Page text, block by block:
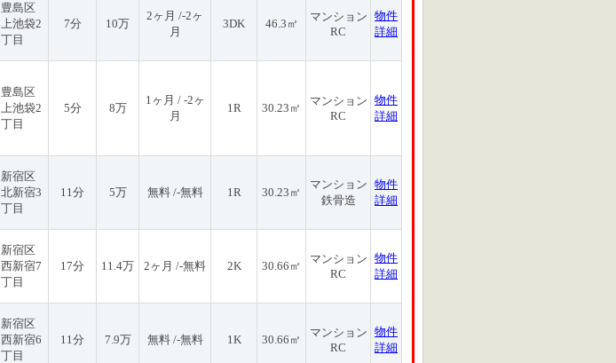
豊島区
上池袋2
丁目
7分 10万
2ヶ月 /-2ヶ
月
3DK 46.3㎡
マンション
RC
物件
詳細
豊島区
上池袋2
丁目
5分 8万
1ヶ月 / -2ヶ
月
1R 30.23㎡
マンション
RC
物件
詳細
新宿区
北新宿3
丁目
11分 5万 無料 /-無料 1R 30.23㎡
マンション
鉄骨造
物件
詳細
新宿区
西新宿7
丁目
17分 11.4万 2ヶ月 /-無料 2K 30.66㎡
マンション
RC
物件
詳細
新宿区
西新宿6
丁目
11分 7.9万 無料 /-無料 1K 30.66㎡
マンション
RC
物件
詳細